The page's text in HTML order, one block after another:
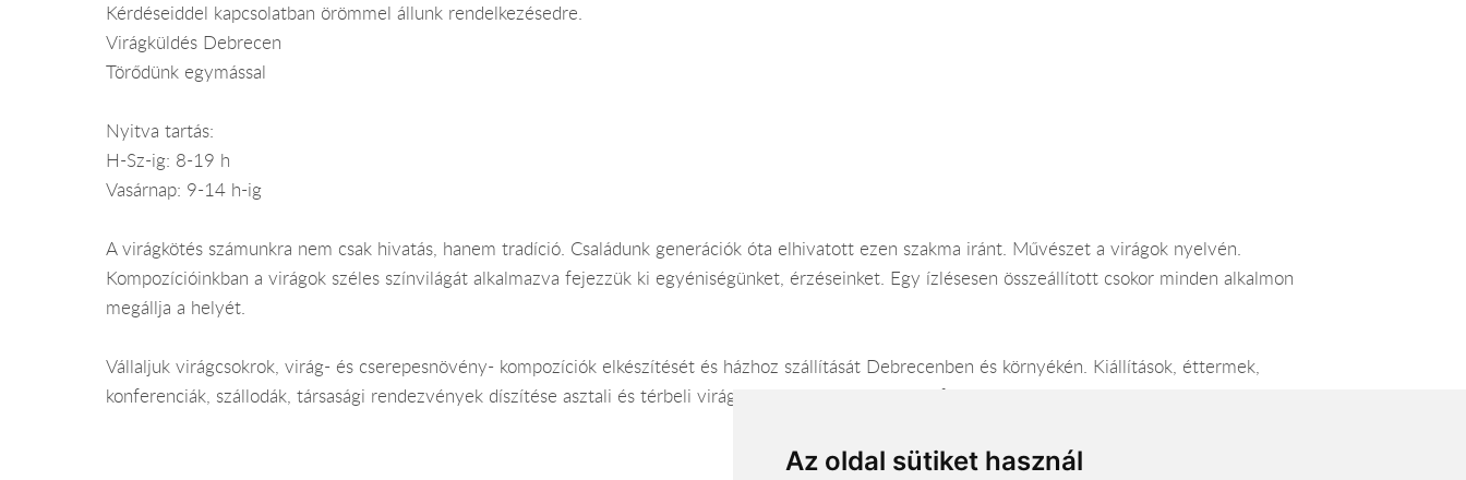
Az oldal sütiket használ
Kérdéseiddel kapcsolatban örömmel állunk rendelkezésedre.
Virágküldés Debrecen
Törődünk egymással
Nyitva tartás:
H-Sz-ig: 8-19 h
Vasárnap: 9-14 h-ig
A virágkötés számunkra nem csak hivatás, hanem tradíció. Családunk generációk óta elhivatott ezen szakma iránt. Művészet a virágok nyelvén.
Kompozícióinkban a virágok széles színvilágát alkalmazva fejezzük ki egyéniségünket, érzéseinket. Egy ízlésesen összeállított csokor minden alkalmon
megállja a helyét.
Vállaljuk virágcsokrok, virág- és cserepesnövény- kompozíciók elkészítését és házhoz szállítását Debrecenben és környékén. Kiállítások, éttermek,
konferenciák, szállodák, társasági rendezvények díszítése asztali és térbeli virágkompozíciókkal, helyszíni felméréssel.